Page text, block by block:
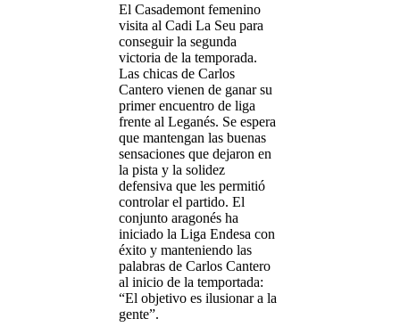
El Casademont femenino
visita alCadi La Seupara
conseguir la segunda
victoria de la temporada.
Las chicas de Carlos
Cantero vienen de ganar su
primer encuentro de liga
frente al Leganés. Se espera
que mantengan las buenas
sensaciones que dejaron en
la pista y la solidez
defensiva que les permitió
controlar el partido. El
conjunto aragonés ha
iniciado la Liga Endesa con
éxito y manteniendo las
palabras de Carlos Cantero
al inicio de la temportada:
“El objetivo es ilusionar a la
gente”.